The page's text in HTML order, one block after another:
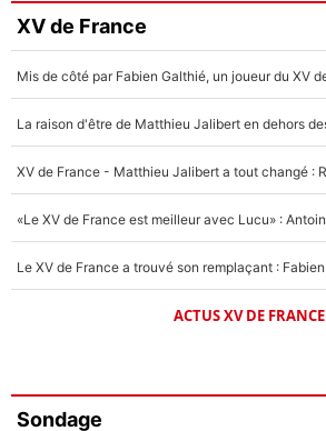
XV de France
ACTUS XV DE FRANCE
Sondage